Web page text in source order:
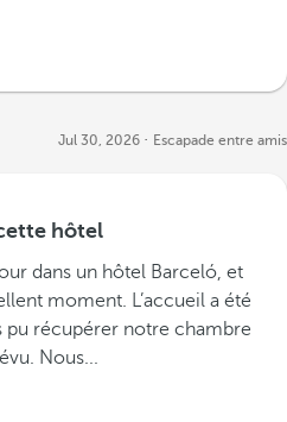
Jul 30, 2026 Escapade entre amis
hôtel
dans un hôtel Barceló, et
moment. L’accueil a été
pu récupérer notre chambre
Nous...